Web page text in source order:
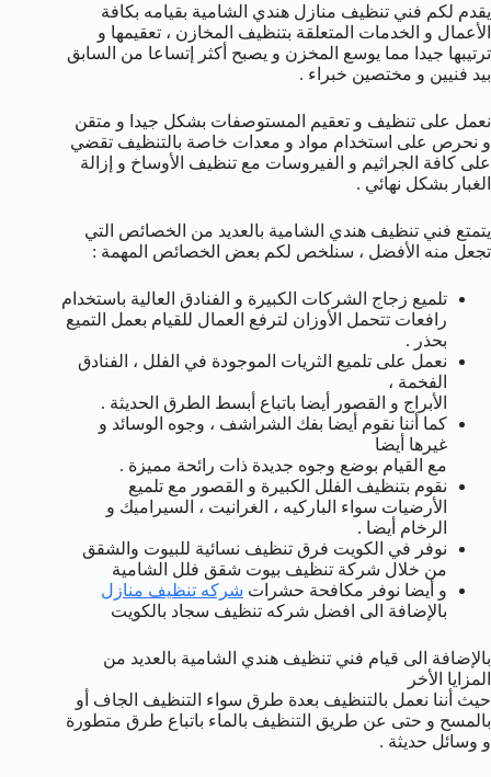
يقدم لكم فني تنظيف منازل هندي الشامية بقيامه بكافة
الأعمال و الخدمات المتعلقة بتنظيف المخازن ، تعقيمها و
ترتيبها جيدا مما يوسع المخزن و يصبح أكثر إتساعا من السابق
بيد فنيين و مختصين خبراء .
نعمل على تنظيف و تعقيم المستوصفات بشكل جيدا و متقن
و نحرص على استخدام مواد و معدات خاصة بالتنظيف تقضي
على كافة الجراثيم و الفيروسات مع تنظيف الأوساخ و إزالة
الغبار بشكل نهائي .
يتمتع فني تنظيف هندي الشامية بالعديد من الخصائص التي
تجعل منه الأفضل ، سنلخص لكم بعض الخصائص المهمة :
تلميع زجاج الشركات الكبيرة و الفنادق العالية باستخدام
رافعات تتحمل الأوزان لترفع العمال للقيام بعمل التميع
بحذر .
نعمل على تلميع الثريات الموجودة في الفلل ، الفنادق
الفخمة ،
الأبراج و القصور أيضا باتباع أبسط الطرق الحديثة .
كما أننا نقوم أيضا بفك الشراشف ، وجوه الوسائد و
غيرها أيضا
مع القيام بوضع وجوه جديدة ذات رائحة مميزة .
نقوم بتنظيف الفلل الكبيرة و القصور مع تلميع
الأرضيات سواء الباركيه ، الغرانيت ، السيراميك و
الرخام أيضا .
نوفر في الكويت فرق تنظيف نسائية للبيوت والشقق
من خلال شركة تنظيف بيوت شقق فلل الشامية
و أيضا نوفر مكافحة حشرات شركه تنظيف منازل
بالإضافة الى افضل شركه تنظيف سجاد بالكويت
بالإضافة الى قيام فني تنظيف هندي الشامية بالعديد من
المزايا الأخر
حيث أننا نعمل بالتنظيف بعدة طرق سواء التنظيف الجاف أو
بالمسح و حتى عن طريق التنظيف بالماء باتباع طرق متطورة
و وسائل حديثة .